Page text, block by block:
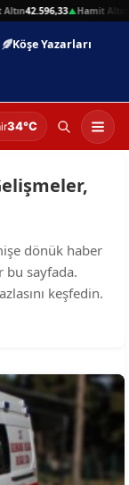
42.596,33▲Hamit Altın
Köşe Yazarları
34°C
dönük haber
bu sayfada.
keşfedin.